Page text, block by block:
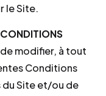
le Site.
modifier, à tout
Conditions
du Site et/ou de